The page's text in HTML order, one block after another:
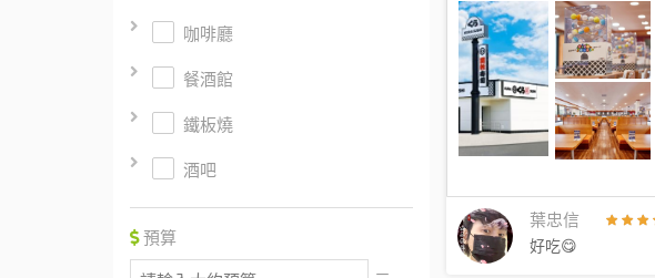
咖啡廳
餐酒館
鐵板燒
酒吧
預算
葉忠信
好吃😋